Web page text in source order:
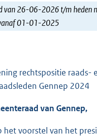
van 26-06-2026 t/m heden
01-01-2025
rechtspositie raads-
Gennep 2024
van Gennep,
het voorstel van het